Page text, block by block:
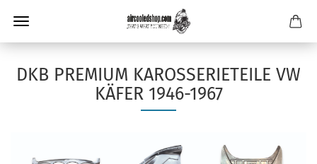
DKB PREMIUM KAROSSERIETEILE VW
KÄFER 1946-1967